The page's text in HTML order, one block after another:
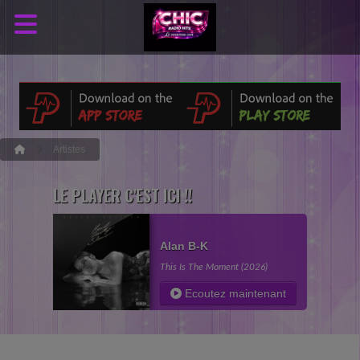
Artistes
LE PLAYER C'EST ICI !!
Alan B-K
This Is The Moment (2026)
Ecoutez maintenant